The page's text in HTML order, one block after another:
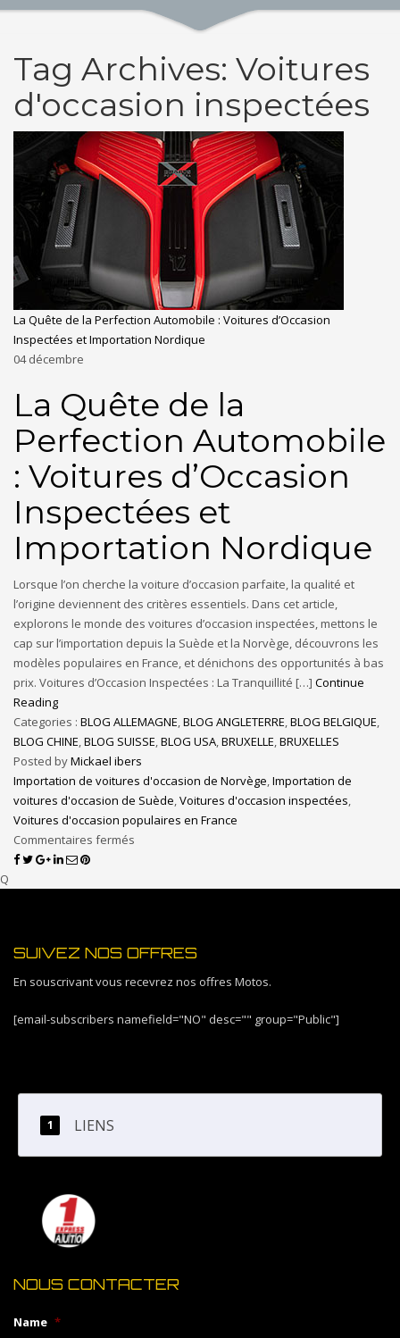
Tag Archives: Voitures
d'occasion inspectées
La Quête de la Perfection Automobile : Voitures d’Occasion
Inspectées et Importation Nordique
04décembre
La Quête de la
Perfection Automobile
: Voitures d’Occasion
Inspectées et
Importation Nordique
Lorsque l’on cherche la voiture d’occasion parfaite, la qualité et
l’origine deviennent des critères essentiels. Dans cet article,
explorons le monde des voitures d’occasion inspectées, mettons le
cap sur l’importation depuis la Suède et la Norvège, découvrons les
modèles populaires en France, et dénichons des opportunités à bas
prix. Voitures d’Occasion Inspectées : La Tranquillité […] Continue
Reading
Categories : BLOG ALLEMAGNE,BLOG ANGLETERRE,BLOG BELGIQUE,
BLOG CHINE,BLOG SUISSE,BLOG USA,BRUXELLE,BRUXELLES
Posted byMickael ibers
Importation de voitures d'occasion de Norvège,Importation de
voitures d'occasion de Suède,Voitures d'occasion inspectées,
Voitures d'occasion populaires en France
Commentaires fermés
Q
SUIVEZ NOS OFFRES
En souscrivant vous recevrez nos offres Motos.
[email-subscribers namefield="NO" desc="" group="Public"]
LIENS
NOUS CONTACTER
Name *